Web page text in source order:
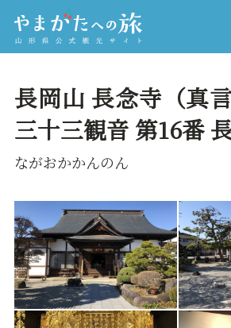
長岡山 長念寺（真
三十三観音 第16番
ながおかかんのん